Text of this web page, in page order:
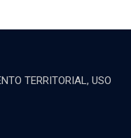
TERRITORIAL, USO